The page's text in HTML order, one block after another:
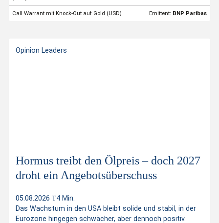
SIX Structured Products
Strike-Level
Distanz zum Knock-Out 38.15%
Kurswerte vom 06.08.2026 01:40:03
Call Warrant mit Knock-Out auf Gold (USD) Emittent: BNP Paribas
Opinion Leaders
Hormus treibt den Ölpreis – doch 2027
droht ein Angebotsüberschuss
05.08.2026
4 Min.
Das Wachstum in den USA bleibt solide und stabil, in der
Eurozone hingegen schwächer, aber dennoch positiv.